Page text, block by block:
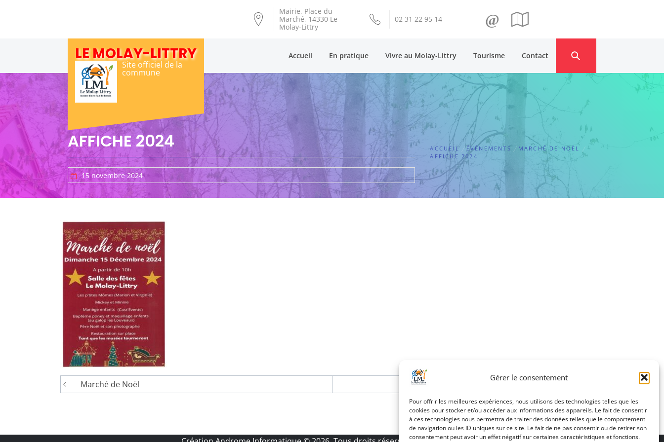
Gérer le consentement
Pour offrir les meilleures expériences, nous utilisons des technologies telles que les
cookies pour stocker et/ou accéder aux informations des appareils. Le fait de consentir
à ces technologies nous permettra de traiter des données telles que le comportement
de navigation ou les ID uniques sur ce site. Le fait de ne pas consentir ou de retirer son
consentement peut avoir un effet négatif sur certaines caractéristiques et fonctions.
Mairie, Place du
Marché, 14330 Le
Molay-Littry
02 31 22 95 14 @
LE MOLAY-LITTRY
Site officiel de la
commune
Accueil En pratique Vivre au Molay-Littry Tourisme Contact
AFFICHE 2024
15 novembre 2024
ACCUEIL ÉVÈNEMENTS
MARCHÉ DE NOËL
AFFICHE 2024
Navigation
de
Marché de Noël